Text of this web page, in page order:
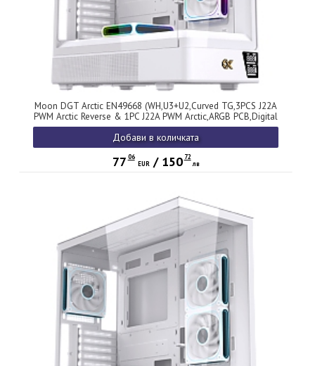
Moon DGT Arctic EN49668 (WH,U3+U2,Curved TG,3PCS J22A
PWM Arctic Reverse & 1PC J22A PWM Arctic,ARGB PCB,Digital
LCD)
Добави в количката
77 06
EUR/ 150 72
лв